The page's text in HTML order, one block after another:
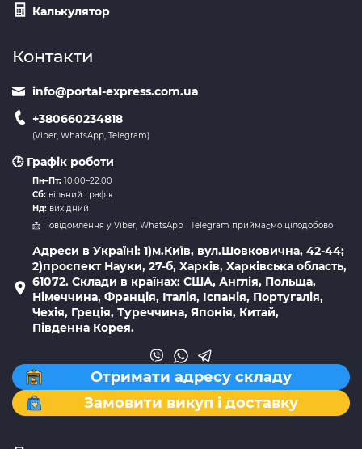
Калькулятор
Контакти
info@portal-express.com.ua
+380660234818
(Viber, WhatsApp, Telegram)
🕒 Графік роботи
Пн–Пт: 10:00–22:00
Сб: вільний графік
Нд: вихідний
📩 Повідомлення у Viber, WhatsApp і Telegram приймаємо цілодобово
Адреси в Україні: 1)м.Київ, вул.Шовковична, 42-44;
2)проспект Науки, 27-б, Харків, Харківська область,
61072. Склади в країнах: США, Англія, Польща,
Німеччина, Франція, Італія, Іспанія, Португалія,
Чехія, Греція, Туреччина, Японія, Китай,
Південна Корея.
Отримати адресу складу
Замовити викуп і доставку